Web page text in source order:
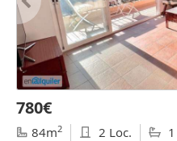
780€
84m2 2 Loc.